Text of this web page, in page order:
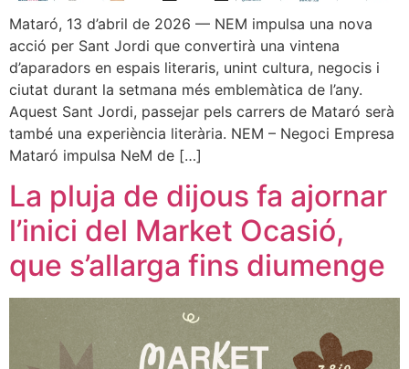
Mataró, 13 d’abril de 2026 — NEM impulsa una nova
acció per Sant Jordi que convertirà una vintena
d’aparadors en espais literaris, unint cultura, negocis i
ciutat durant la setmana més emblemàtica de l’any.
Aquest Sant Jordi, passejar pels carrers de Mataró serà
també una experiència literària. NEM – Negoci Empresa
Mataró impulsa NeM de […]
La pluja de dijous fa ajornar
l’inici del Market Ocasió,
que s’allarga fins diumenge